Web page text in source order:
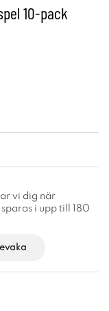
10-pack
vi dig när
i upp till 180